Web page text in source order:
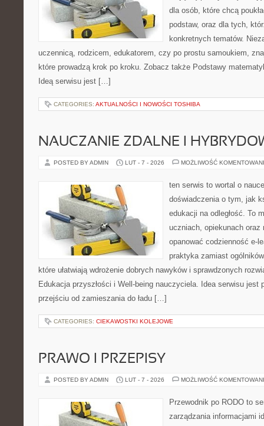
dla osób, które chcą
podstaw, oraz dla tych,
konkretnych tematów.
uczennicą, rodzicem, edukatorem, czy po prostu samoukiem,
które prowadzą krok po kroku. Zobacz także Podstawy
Ideą serwisu jest […]
CATEGORIES: AKTUALNOŚCI I NOWOŚCI TOSHIBA
NAUCZANIE ZDALNE I
POSTED BY ADMIN LUT - 7 - 2026 MOŻLIWOŚĆ
ten serwis to wortal o
doświadczenia o tym, jak
edukacji na odległość. To
uczniach, opiekunach
opanować codzienność e-
praktyka zamiast
które ułatwiają wdrożenie dobrych nawyków i sprawdzonych
Edukacja przyszłości i Well-being nauczyciela. Idea serwisu jest
przejściu od zamieszania do ładu […]
CATEGORIES: CIEKAWOSTKI KOLEJOWE
PRAWO I PRZEPISY
POSTED BY ADMIN LUT - 7 - 2026 MOŻLIWOŚĆ
Przewodnik po RODO to
zarządzania informacjami